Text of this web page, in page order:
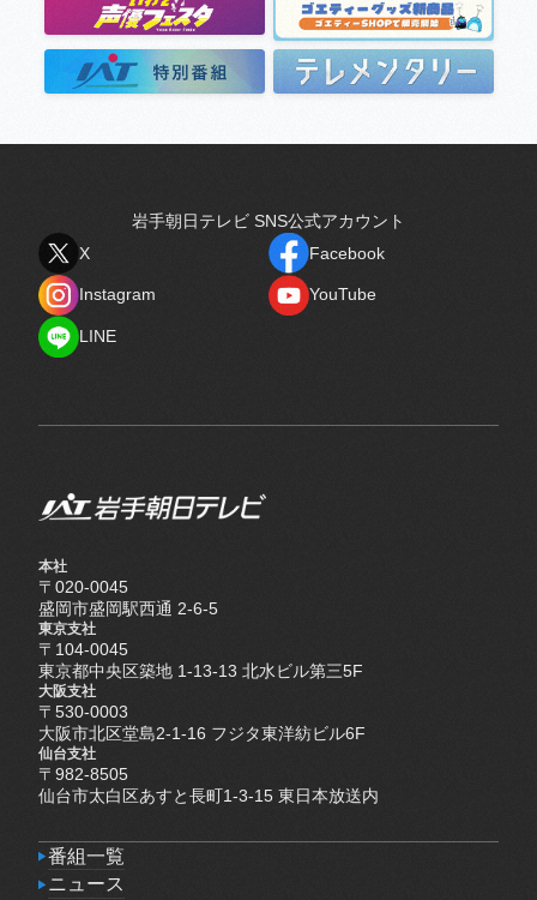
岩手朝日テレビ SNS公式アカウント
X
Facebook
Instagram
YouTube
LINE
本社
〒020-0045
盛岡市盛岡駅西通 2-6-5
東京支社
〒104-0045
東京都中央区築地 1-13-13 北水ビル第三5F
大阪支社
〒530-0003
大阪市北区堂島2-1-16 フジタ東洋紡ビル6F
仙台支社
〒982-8505
仙台市太白区あすと長町1-3-15 東日本放送内
番組一覧
番組一覧
ニュース